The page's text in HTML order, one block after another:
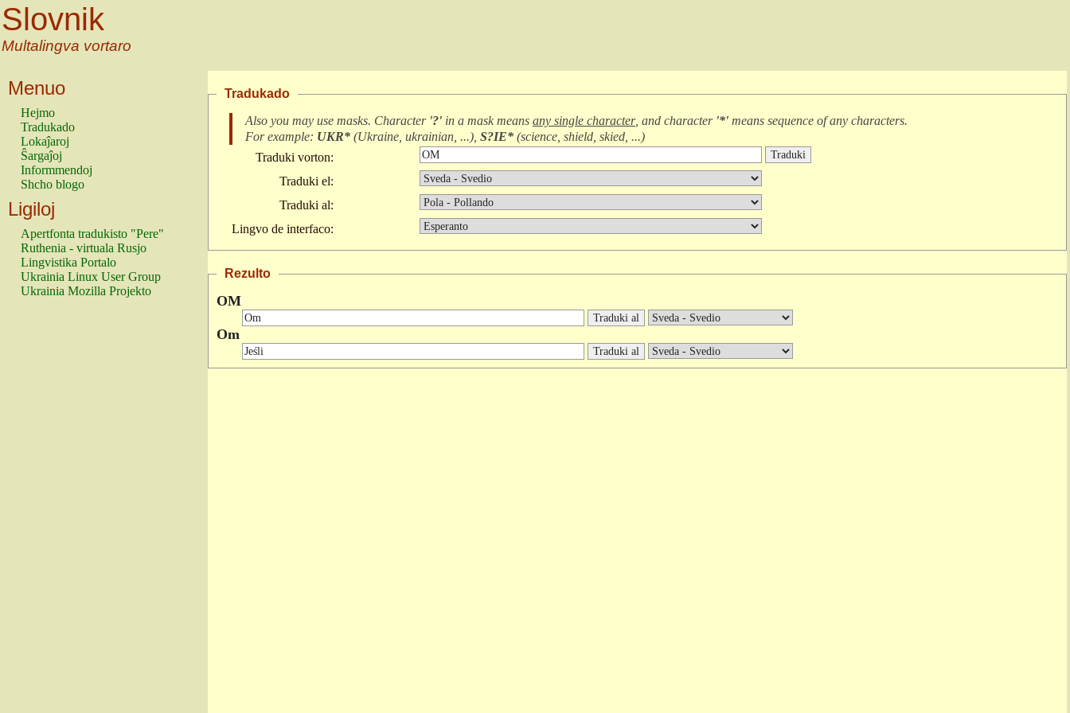
Slovnik
Multalingva vortaro
Menuo
Hejmo
Tradukado
Lokaĵaroj
Ŝargaĵoj
Informmendoj
Shcho blogo
Ligiloj
Apertfonta tradukisto "Pere"
Ruthenia - virtuala Rusjo
Lingvistika Portalo
Ukrainia Linux User Group
Ukrainia Mozilla Projekto
Tradukado
Also you may use masks. Character '?' in a mask means any single character, and character '*' means sequence of any characters.
For example: UKR* (Ukraine, ukrainian, ...), S?IE* (science, shield, skied, ...)
Traduki vorton:
Traduki el:
Traduki al:
Lingvo de interfaco:
Rezulto
OM
Om